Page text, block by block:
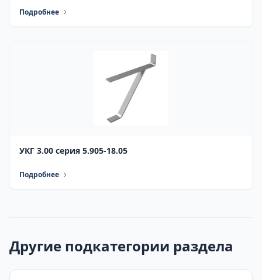
Подробнее
УКГ 3.00 серия 5.905-18.05
Подробнее
Другие подкатегории раздела